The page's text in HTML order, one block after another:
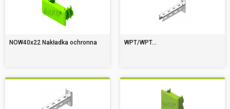
NOW40x22 Nakładka ochronna WPT/WPT...